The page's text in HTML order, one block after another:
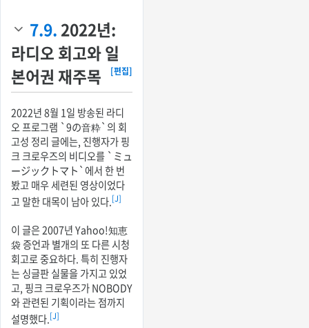
7.9. 2022년:
라디오 회고와 일
본어권 재주목
[편집]
2022년 8월 1일 방송된 라디
오 프로그램 `9の音粋`의 회
고성 정리 글에는, 진행자가 핑
크 크로우즈의 비디오를 `ミュ
ージックトマト`에서 한 번
봤고 매우 세련된 영상이었다
고 말한 대목이 남아 있다.[J]
이 글은 2007년 Yahoo!知恵
袋 증언과 별개의 또 다른 시청
회고로 중요하다. 특히 진행자
는 싱글판 실물을 가지고 있었
고, 핑크 크로우즈가 NOBODY
와 관련된 기획이라는 점까지
설명했다.[J]